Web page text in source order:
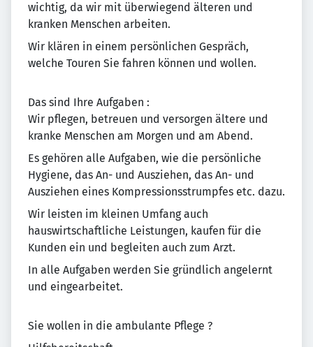
wichtig, da wir mit überwiegend älteren und
kranken Menschen arbeiten.
Wir klären in einem persönlichen Gespräch,
welche Touren Sie fahren können und wollen.
Das sind Ihre Aufgaben :
Wir pflegen, betreuen und versorgen ältere und
kranke Menschen am Morgen und am Abend.
Es gehören alle Aufgaben, wie die persönliche
Hygiene, das An- und Ausziehen, das An- und
Ausziehen eines Kompressionsstrumpfes etc. dazu.
Wir leisten im kleinen Umfang auch
hauswirtschaftliche Leistungen, kaufen für die
Kunden ein und begleiten auch zum Arzt.
In alle Aufgaben werden Sie gründlich angelernt
und eingearbeitet.
Sie wollen in die ambulante Pflege ?